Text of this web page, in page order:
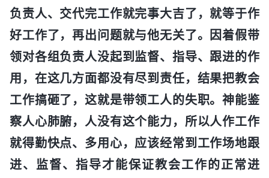
负责人、交代完工作就完事大吉了，就等于作
好工作了，再出问题就与他无关了。因着假带
领对各组负责人没起到监督、指导、跟进的作
用，在这几方面都没有尽到责任，结果把教会
工作搞砸了，这就是带领工人的失职。神能鉴
察人心肺腑，人没有这个能力，所以人作工作
就得勤快点、多用心，应该经常到工作场地跟
进、监督、指导才能保证教会工作的正常进